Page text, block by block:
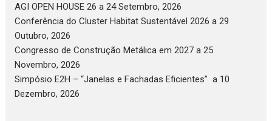
AGI OPEN HOUSE 26 a 24 Setembro, 2026
Conferência do Cluster Habitat Sustentável 2026 a 29
Outubro, 2026
Congresso de Construção Metálica em 2027 a 25
Novembro, 2026
Simpósio E2H – “Janelas e Fachadas Eficientes” a 10
Dezembro, 2026